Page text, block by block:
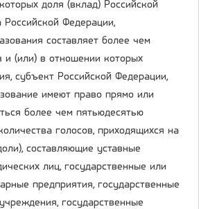
доля (вклад) Российской
Российской Федерации,
составляет более чем
и (или) в отношении которых
субъект Российской Федерации,
имеют право прямо или
более чем пятьюдесятью
голосов, приходящихся на
составляющие уставные
лиц, государственные или
предприятия, государственные
государственные